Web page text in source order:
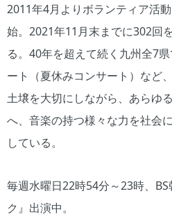
2011年4月よりボランティア活
始。2021年11月末までに302回
る。40年を超えて続く九州全7
ート（夏休みコンサート）など
土壌を大切にしながら、あらゆ
へ、音楽の持つ様々な力を社会
している。
毎週水曜日22時54分～23時、
ク』出演中。